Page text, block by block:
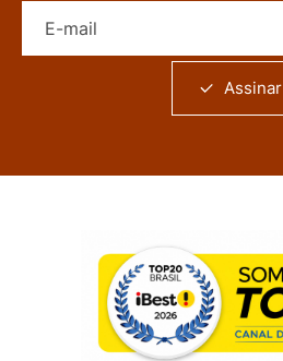
Assinar